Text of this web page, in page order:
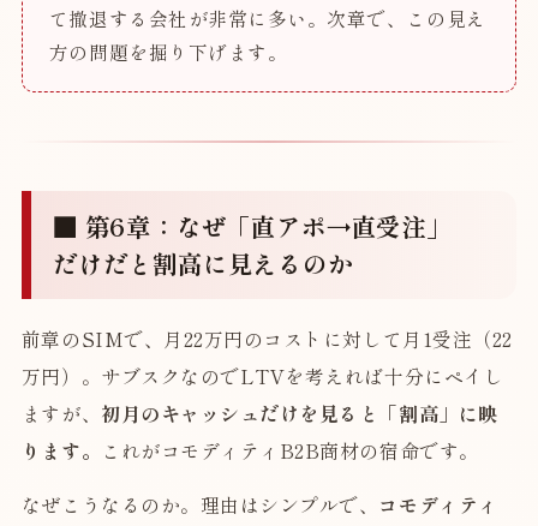
て撤退する会社が非常に多い。次章で、この見え
方の問題を掘り下げます。
■ 第6章：なぜ「直アポ→直受注」
だけだと割高に見えるのか
前章のSIMで、月22万円のコストに対して月1受注（22
万円）。サブスクなのでLTVを考えれば十分にペイし
ますが、 初月のキャッシュだけを見ると「割高」に映
ります。 これがコモディティB2B商材の宿命です。
なぜこうなるのか。理由はシンプルで、 コモディティ